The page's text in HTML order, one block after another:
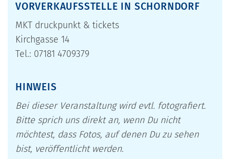
VORVERKAUFSSTELLE IN SCHORNDORF
MKT druckpunkt & tickets
Kirchgasse 14
Tel.: 07181 4709379
HINWEIS
Bei dieser Veranstaltung wird evtl. fotografiert.
Bitte sprich uns direkt an, wenn Du nicht
möchtest, dass Fotos, auf denen Du zu sehen
bist, veröffentlicht werden.